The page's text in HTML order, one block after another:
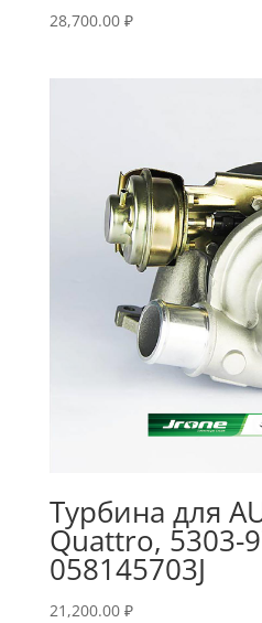
28,700.00 ₽
Турбина для
Quattro, 5303-
058145703J
21,200.00 ₽